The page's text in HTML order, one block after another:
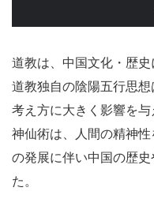
道教は、中国文化・歴史
道教独自の陰陽五行思
考え方に大きく影響を
神仙術は、人間の精神
の発展に伴い中国の歴
た。